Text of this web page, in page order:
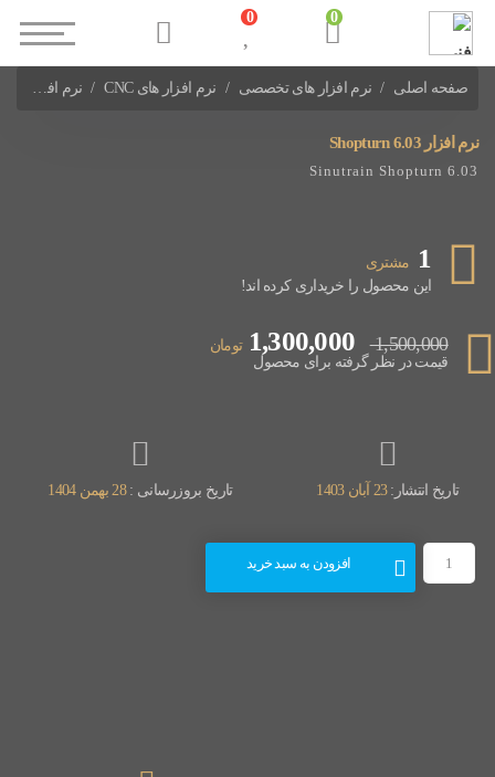
صفحه اصلی نرم افزار های تخصصی نرم افزار های CNC نرم افزار Shopturn 6.03
نرم افزار Shopturn 6.03
Sinutrain Shopturn 6.03
1
مشتری
این محصول را خریداری کرده اند!
1,500,000
1,300,000 تومان
قیمت در نظر گرفته برای محصول
تاریخ انتشار:23 آبان 1403 تاریخ بروزرسانی :28 بهمن 1404
افزودن به سبد خرید
0
0